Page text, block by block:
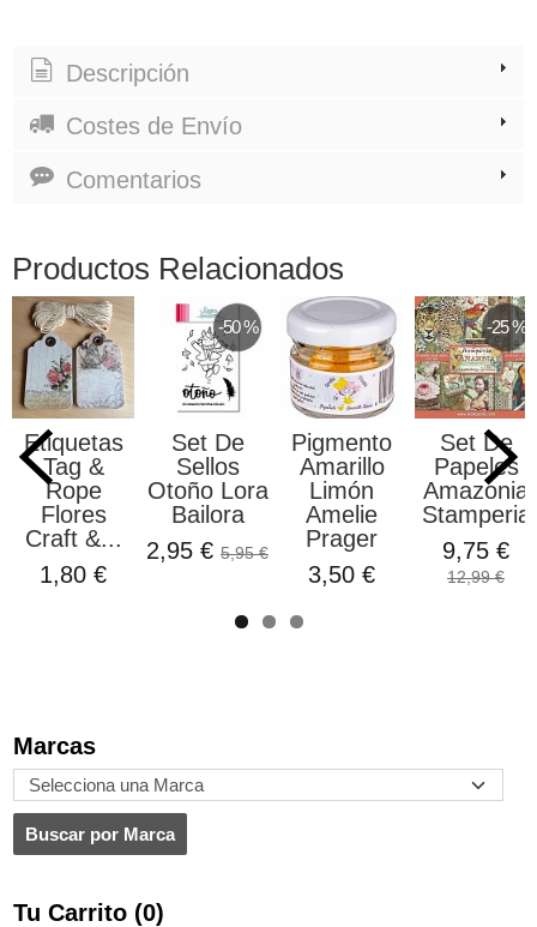
Marcas
Tu Carrito (0)
Descripción
Costes de Envío
Comentarios
Productos Relacionados
Etiquetas
Tag &
Rope
Flores
Craft &...
1,80 €
-50 %
Set De
Sellos
Otoño Lora
Bailora
2,95 € 5,95 €
Pigmento
Amarillo
Limón
Amelie
Prager
3,50 €
-25 %
Set De
Papeles
Amazonia
Stamperia
9,75 €
12,99 €